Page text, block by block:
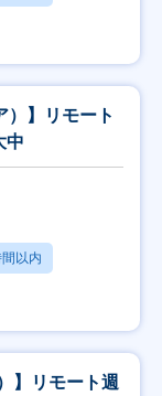
）】リモート
中
以内
】リモート週